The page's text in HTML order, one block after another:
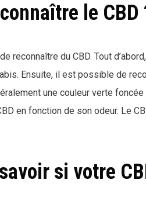
le CBD
reconnaître du CBD. Tout
Ensuite, il est possible de
une couleur verte
en fonction de son odeur. Le
si votre